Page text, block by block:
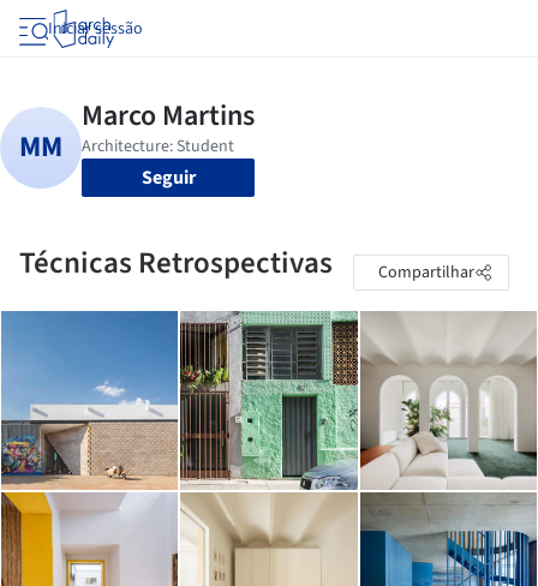
Iniciar sessão
Seguir
Técnicas Retrospectivas Compartilhar